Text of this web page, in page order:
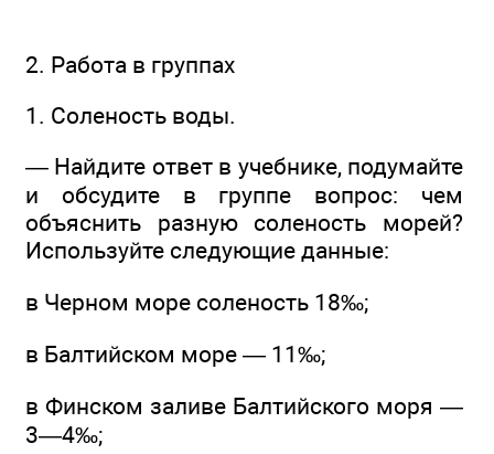
2. Работа в группах
1. Соленость воды.
— Найдите ответ в учебнике, подумайте
и обсудите в группе вопрос: чем
объяснить разную соленость морей?
Используйте следующие данные:
в Черном море соленость 18‰;
в Балтийском море — 11‰;
в Финском заливе Балтийского моря —
3—4‰;